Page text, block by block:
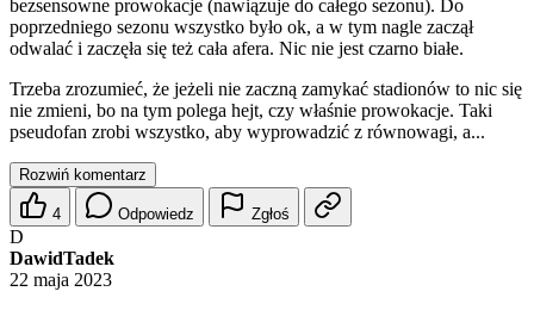
bezsensowne prowokacje (nawiązuje do całego sezonu). Do
poprzedniego sezonu wszystko było ok, a w tym nagle zaczął
odwalać i zaczęła się też cała afera. Nic nie jest czarno białe.
Trzeba zrozumieć, że jeżeli nie zaczną zamykać stadionów to nic się
nie zmieni, bo na tym polega hejt, czy właśnie prowokacje. Taki
pseudofan zrobi wszystko, aby wyprowadzić z równowagi, a...
Rozwiń komentarz
4 Odpowiedz Zgłoś
D
DawidTadek
22 maja 2023